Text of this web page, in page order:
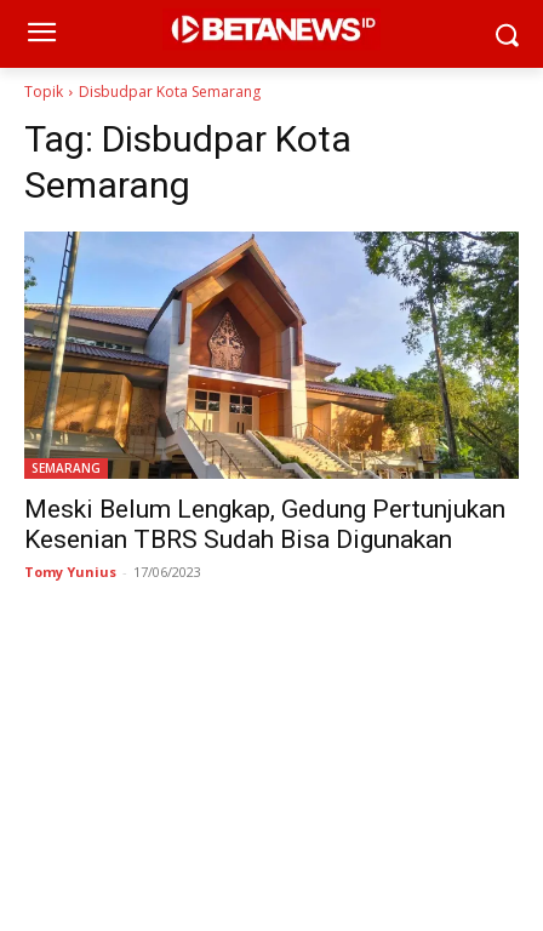
Topik Disbudpar Kota Semarang
Tag: Disbudpar Kota
Semarang
SEMARANG
Meski Belum Lengkap, Gedung Pertunjukan
Kesenian TBRS Sudah Bisa Digunakan
Tomy Yunius - 17/06/2023